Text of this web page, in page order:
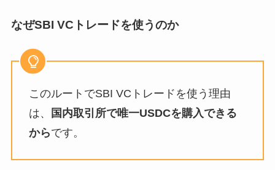
なぜSBI VCトレードを使うのか
このルートでSBI VCトレードを使う理由
は、
国内取引所で唯一USDCを購入できる
からです。